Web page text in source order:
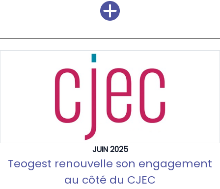
JUIN 2025
Teogest renouvelle son engagement
au côté du CJEC